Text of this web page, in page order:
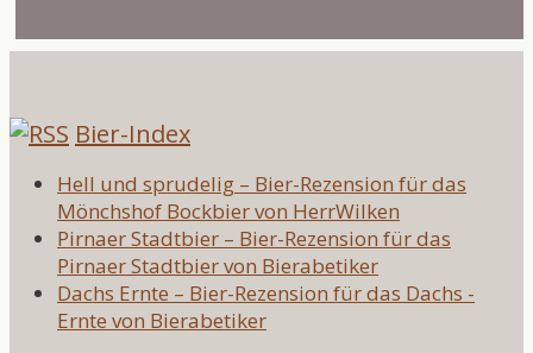
Bier-Index
Hell und sprudelig – Bier-Rezension für das
Mönchshof Bockbier von HerrWilken
Pirnaer Stadtbier – Bier-Rezension für das
Pirnaer Stadtbier von Bierabetiker
Dachs Ernte – Bier-Rezension für das Dachs -
Ernte von Bierabetiker